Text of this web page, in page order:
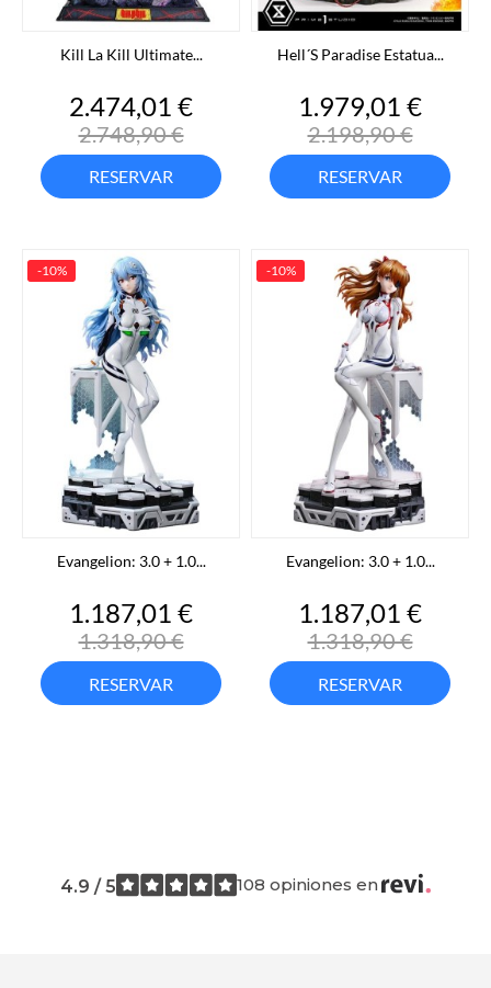
Kill La Kill Ultimate...
Precio
2.474,01 €Precio
2.748,90 €
RESERVAR
Hell´s Paradise Estatua...
Precio
1.979,01 €
2.198,90 €
RESERVAR
Evangelion: 3.0 + 1.0...
Precio
1.187,01 €Precio
1.318,90 €
RESERVAR
-10%
Evangelion: 3.0 + 1.0...
Precio
1.187,01 €
1.318,90 €
RESERVAR
-10%
4.9 / 5 108 opiniones en